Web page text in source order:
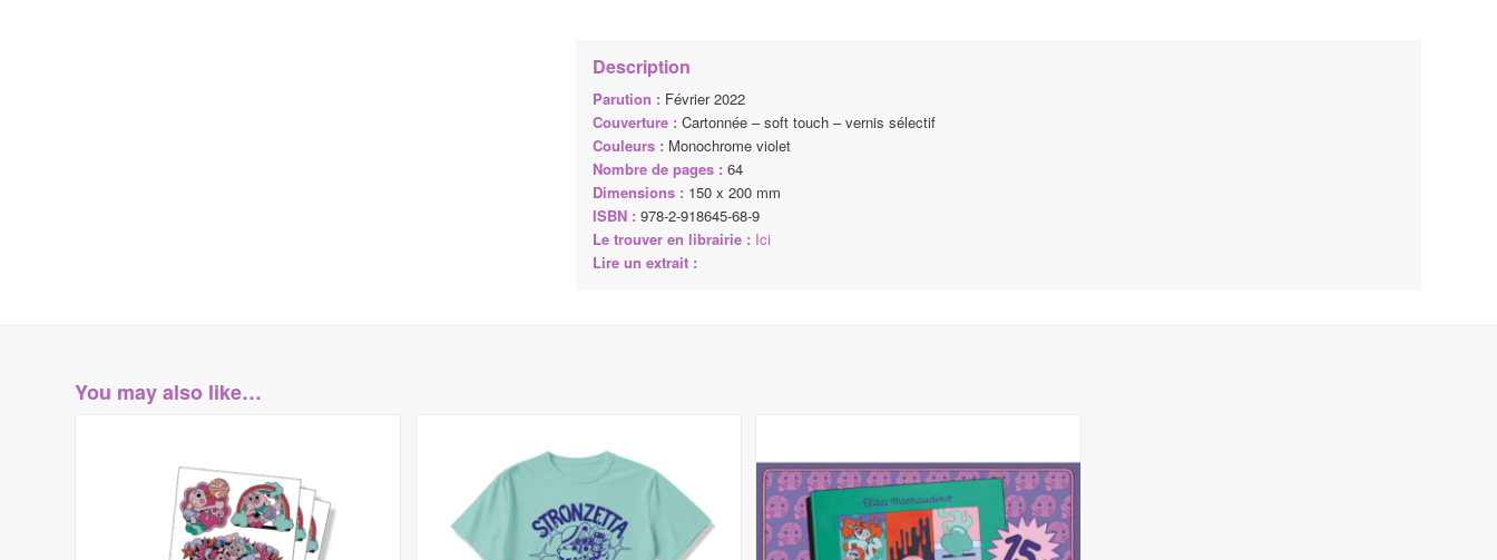
Description
Parution : Février 2022
Couverture : Cartonnée – soft touch – vernis sélectif
Couleurs : Monochrome violet
Nombre de pages : 64
Dimensions : 150 x 200 mm
ISBN :978-2-918645-68-9
Le trouver en librairie : Ici
Lire un extrait :
You may also like…